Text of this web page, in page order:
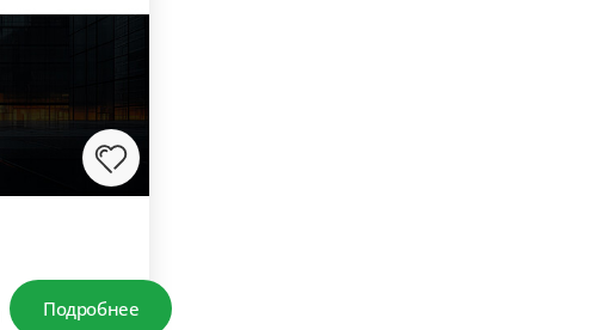
Подробнее